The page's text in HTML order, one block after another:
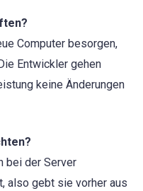
Computer besorgen,
Entwickler gehen
keine Änderungen
bei der Server
also gebt sie vorher aus